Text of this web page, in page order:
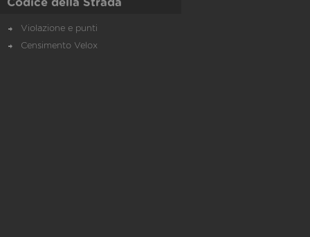
Codice della Strada
Violazione e punti
Censimento Velox